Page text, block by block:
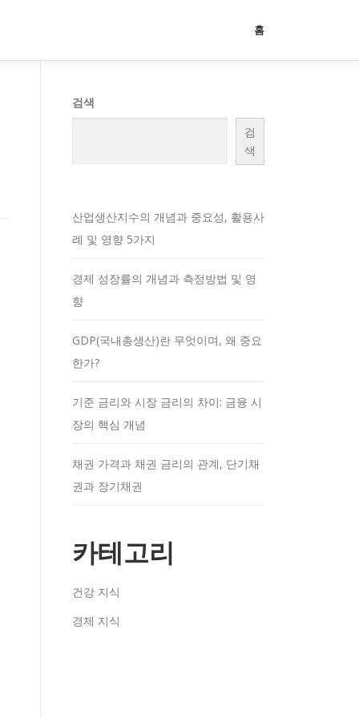
홈
검색
검
색
산업생산지수의 개념과 중요성, 활용사
례 및 영향 5가지
경제 성장률의 개념과 측정방법 및 영
향
GDP(국내총생산)란 무엇이며, 왜 중요
한가?
기준 금리와 시장 금리의 차이: 금융 시
장의 핵심 개념
채권 가격과 채권 금리의 관계, 단기채
권과 장기채권
카테고리
건강 지식
경제 지식